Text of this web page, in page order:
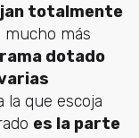
totalmente
mucho más
dotado
la que escoja
es la parte